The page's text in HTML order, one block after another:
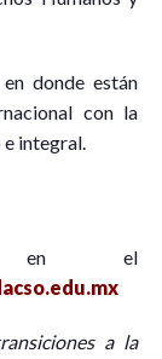
donde están
con la
e integral.
en el
a la